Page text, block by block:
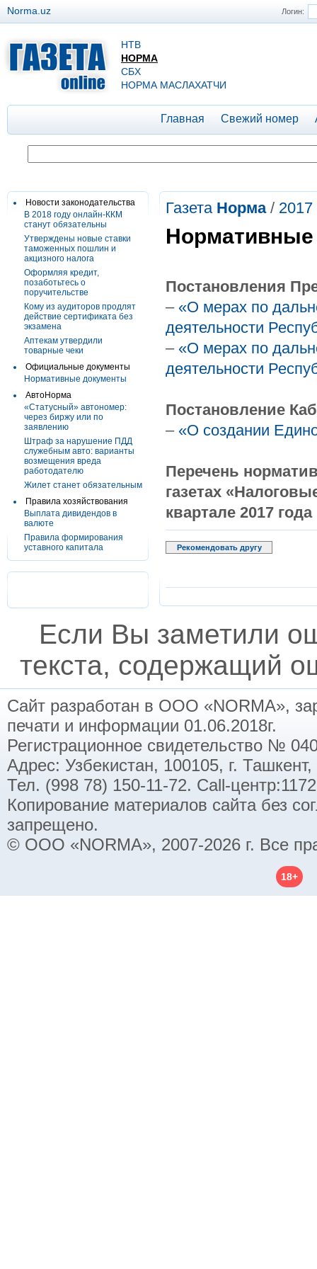
Логин:
Norma.uz
НТВ
НОРМА
СБХ
НОРМА МАСЛАХАТЧИ
Главная Свежий номер
Новости законодательства
В 2018 году онлайн-ККМ
станут обязательны
Утверждены новые ставки
таможенных пошлин и
акцизного налога
Оформляя кредит,
позаботьтесь о
поручительстве
Кому из аудиторов продлят
действие сертификата без
экзамена
Аптекам утвердили
товарные чеки
Официальные документы
Нормативные документы
АвтоНорма
«Статусный» автономер:
через биржу или по
заявлению
Штраф за нарушение ПДД
служебным авто: варианты
возмещения вреда
работодателю
Жилет станет обязательным
Правила хозяйствования
Выплата дивидендов в
валюте
Правила формирования
уставного капитала
Газета Норма/ 2017
Постановления
– «О мерах по
деятельности
– «О мерах по
деятельности
Постановление
– «О создании
Перечень
газетах
квартале 2017 года
Рекомендовать другу
Если Вы заметили
текста, содержащий
Сайт разработан в ООО «NORMA»,
печати и информации 01.06.2018г.
Регистрационное свидетельство №
Адрес: Узбекистан, 100105, г.
Тел. (998 78) 150-11-72. Call-
Копирование материалов сайта без
запрещено.
© ООО «NORMA», 2007-2026 г. Все
18+